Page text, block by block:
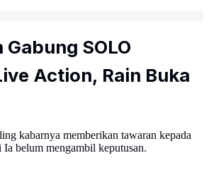
SOLO
Action, Rain Buka
kabarnya memberikan tawaran kepada
belum mengambil keputusan.